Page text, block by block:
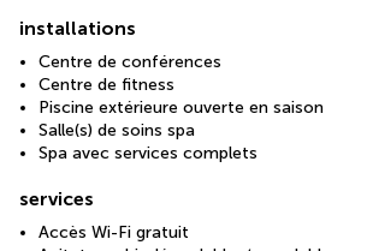
installations
Centre de conférences
Centre de fitness
Piscine extérieure ouverte en saison
Salle(s) de soins spa
Spa avec services complets
services
Accès Wi-Fi gratuit